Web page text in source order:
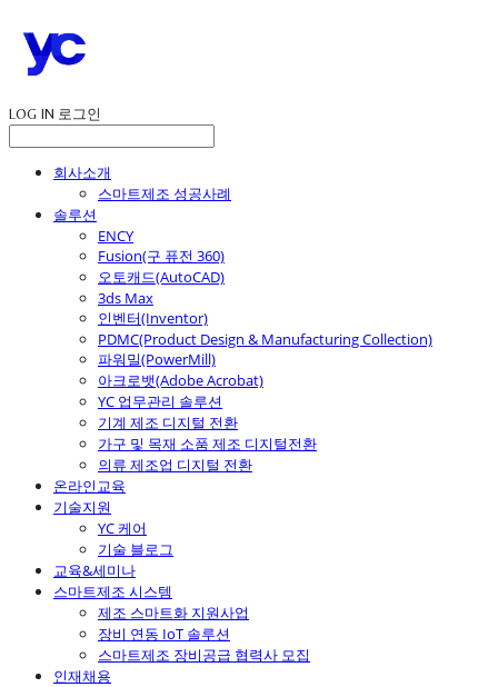
LOG IN 로그인
회사소개
스마트제조 성공사례
솔루션
ENCY
Fusion(구 퓨전 360)
오토캐드(AutoCAD)
3ds Max
인벤터(Inventor)
PDMC(Product Design & Manufacturing Collection)
파워밀(PowerMill)
아크로뱃(Adobe Acrobat)
YC 업무관리 솔루션
기계 제조 디지털 전환
가구 및 목재 소품 제조 디지털전환
의류 제조업 디지털 전환
온라인교육
기술지원
YC 케어
기술 블로그
교육&세미나
스마트제조 시스템
제조 스마트화 지원사업
장비 연동 IoT 솔루션
스마트제조 장비공급 협력사 모집
인재채용